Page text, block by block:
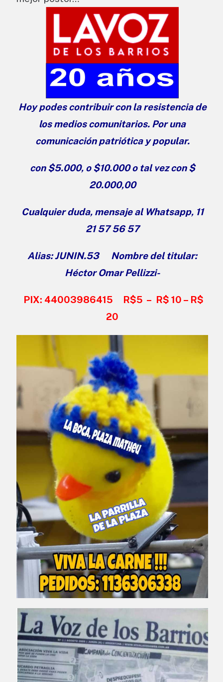
Hoy podes contribuir con la resistencia de
los medios comunitarios. Por una
comunicación patriótica y popular.
con $5.000, o $10.000 o tal vez con $
20.000,00
Cualquier duda, mensaje al Whatsapp, 11
21 57 56 57
Alias: JUNIN.53 Nombre del titular:
Héctor Omar Pellizzi-
PIX: 44003986415 R$5 – R$ 10 – R$
20